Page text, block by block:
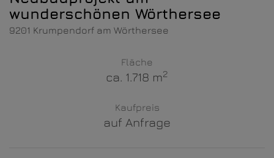
wunderschönen Wörthersee
9201 Krumpendorf am Wörthersee
Fläche
ca. 1.718 m2
Kaufpreis
auf Anfrage